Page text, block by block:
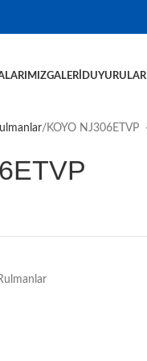
GALERI DUYURULAR
KOYO NJ306ETVP